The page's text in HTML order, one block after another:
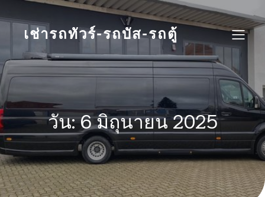
to
content
เช่ารถทัวร์-รถบัส-รถตู้
วัน:6 มิถุนายน 2025